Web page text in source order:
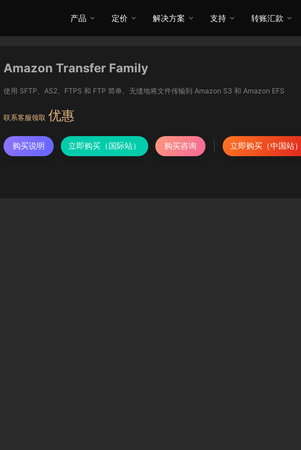
产品 定价 解决方案 支持 转账汇款
Amazon Transfer Family
使用 SFTP、AS2、FTPS 和 FTP 简单、无缝地将文件传输到 Amazon S3 和 Amazon EFS
联系客服领取 优惠
购买说明 立即购买（国际站） 购买咨询 立即购买（中国站）